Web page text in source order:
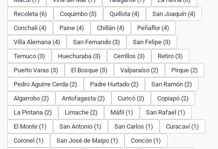
Recoleta (6)
Coquimbo (5) Quillota (4)
San Joaquín (4)
Conchalí (4)
Paine (4) Chillán (4)
Peñaflor (4)
Villa Alemana (4)
San Fernando (3)
San Felipe (3)
Temuco (3)
Huechuraba (3) Cerrillos (3)
Retiro (3)
Puerto Varas (3)
El Bosque (3) Valparaíso (2)
Pirque (2)
Pedro Aguirre Cerda (2)
Padre Hurtado (2)
San Ramón (2)
Algarrobo (2)
Antofagasta (2) Curicó (2)
Copiapó (2)
La Pintana (2)
Limache (2) Máfil (1)
San Rafael (1)
El Monte (1)
San Antonio (1) San Carlos (1)
Curacaví (1)
Coronel (1)
San José de Maipo (1)
Concón (1)